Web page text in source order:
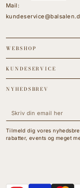
Mail:
WEBSHOP
KUNDESERVICE
NYHEDSBREV
Skriv
email
Tilmeld dig vores
rabatter, events og meget